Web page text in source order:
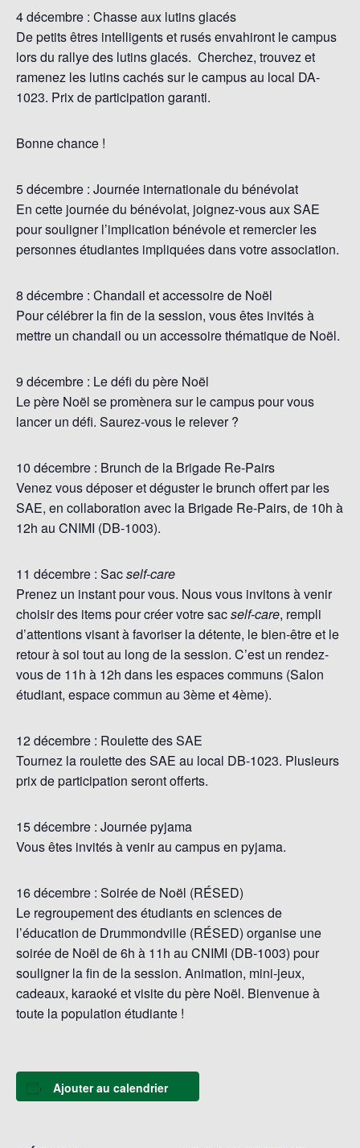
4 décembre : Chasse aux lutins glacés
De petits êtres intelligents et rusés envahiront le campus
lors du rallye des lutins glacés. Cherchez, trouvez et
ramenez les lutins cachés sur le campus au local DA-
1023. Prix de participation garanti.
Bonne chance !
5 décembre : Journée internationale du bénévolat
En cette journée du bénévolat, joignez-vous aux SAE
pour souligner l’implication bénévole et remercier les
personnes étudiantes impliquées dans votre association.
8 décembre : Chandail et accessoire de Noël
Pour célébrer la fin de la session, vous êtes invités à
mettre un chandail ou un accessoire thématique de Noël.
9 décembre : Le défi du père Noël
Le père Noël se promènera sur le campus pour vous
lancer un défi. Saurez-vous le relever ?
10 décembre : Brunch de la Brigade Re-Pairs
Venez vous déposer et déguster le brunch offert par les
SAE, en collaboration avec la Brigade Re-Pairs, de 10h à
12h au CNIMI (DB-1003).
11 décembre : Sacself-care
Prenez un instant pour vous. Nous vous invitons à venir
choisir des items pour créer votre sacself-care, rempli
d’attentions visant à favoriser la détente, le bien-être et le
retour à soi tout au long de la session. C’est un rendez-
vous de 11h à 12h dans les espaces communs (Salon
étudiant, espace commun au 3ème et 4ème).
12 décembre : Roulette des SAE
Tournez la roulette des SAE au local DB-1023. Plusieurs
prix de participation seront offerts.
15 décembre : Journée pyjama
Vous êtes invités à venir au campus en pyjama.
16 décembre : Soirée de Noël (RÉSED)
Le regroupement des étudiants en sciences de
l’éducation de Drummondville (RÉSED) organise une
soirée de Noël de 6h à 11h au CNIMI (DB-1003) pour
souligner la fin de la session. Animation, mini-jeux,
cadeaux, karaoké et visite du père Noël. Bienvenue à
toute la population étudiante !
Ajouter au calendrier